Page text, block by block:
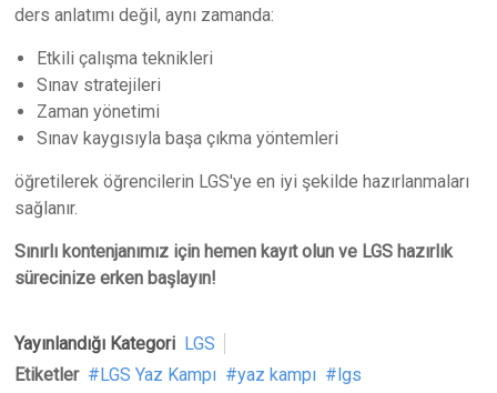
ders anlatımı değil, aynı zamanda:
Etkili çalışma teknikleri
Sınav stratejileri
Zaman yönetimi
Sınav kaygısıyla başa çıkma yöntemleri
öğretilerek öğrencilerin LGS'ye en iyi şekilde hazırlanmaları
sağlanır.
Sınırlı kontenjanımız için hemen kayıt olun ve LGS hazırlık
sürecinize erken başlayın!
Yayınlandığı Kategori LGS
Etiketler
LGS Yaz Kampı yaz kampı
lgs